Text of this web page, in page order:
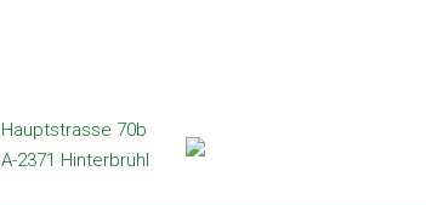
Hauptstrasse 70b
A-2371 Hinterbrühl